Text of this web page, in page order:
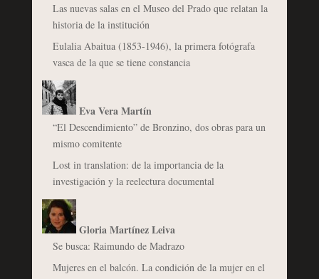
Las nuevas salas en el Museo del Prado que relatan la
historia de la institución
Eulalia Abaitua (1853-1946), la primera fotógrafa
vasca de la que se tiene constancia
Eva Vera Martín
“El Descendimiento” de Bronzino, dos obras para un
mismo comitente
Lost in translation: de la importancia de la
investigación y la reelectura documental
Gloria Martínez Leiva
Se busca: Raimundo de Madrazo
Mujeres en el balcón. La condición de la mujer en el